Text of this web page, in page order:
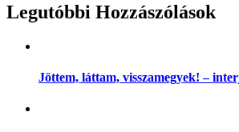
Legutóbbi Hozzászólások
Jöttem, láttam, visszamegyek! –